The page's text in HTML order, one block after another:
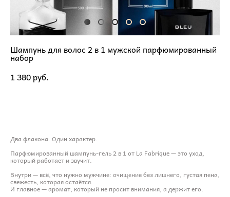
Шампунь для волос 2 в 1 мужской парфюмированный
набор
1 380 pуб.
Два флакона. Один характер.
Парфюмированный шампунь-гель 2 в 1 от La Fabrique — это уход,
который работает и звучит.
Внутри — всё, что нужно мужчине: очищение без лишнего, густая пена,
свежесть, которая остаётся.
И главное — аромат, который не просит внимания, а держит его.